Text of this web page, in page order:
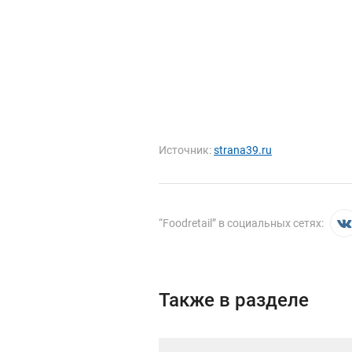
Источник:strana39.ru
“Foodretail” в социальных сетях:
Также в разделе